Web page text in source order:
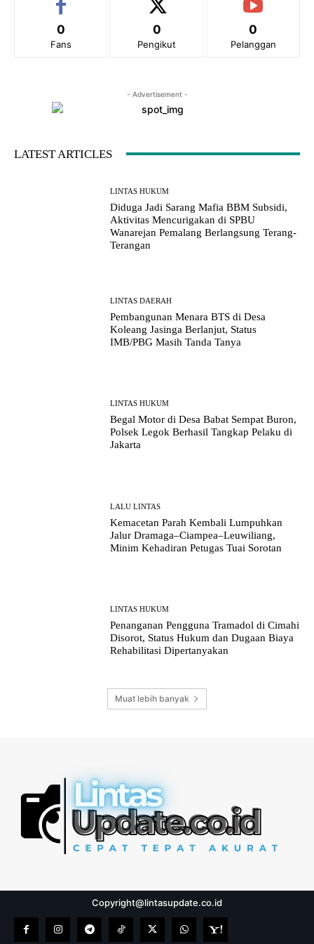
0
Fans
0
Pengikut
0
Pelanggan
- Advertisement -
LATEST ARTICLES
LINTAS HUKUM
Diduga Jadi Sarang Mafia BBM Subsidi,
Aktivitas Mencurigakan di SPBU
Wanarejan Pemalang Berlangsung Terang-
Terangan
LINTAS DAERAH
Pembangunan Menara BTS di Desa
Koleang Jasinga Berlanjut, Status
IMB/PBG Masih Tanda Tanya
LINTAS HUKUM
Begal Motor di Desa Babat Sempat Buron,
Polsek Legok Berhasil Tangkap Pelaku di
Jakarta
LALU LINTAS
Kemacetan Parah Kembali Lumpuhkan
Jalur Dramaga–Ciampea–Leuwiliang,
Minim Kehadiran Petugas Tuai Sorotan
LINTAS HUKUM
Penanganan Pengguna Tramadol di Cimahi
Disorot, Status Hukum dan Dugaan Biaya
Rehabilitasi Dipertanyakan
Muat lebih banyak
Copyright@lintasupdate.co.id